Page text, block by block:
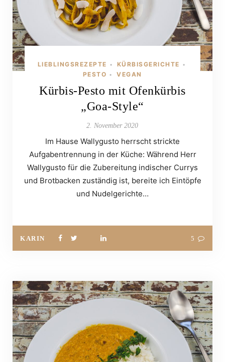
LIEBLINGSREZEPTE • KÜRBISGERICHTE •
PESTO • VEGAN
Kürbis-Pesto mit Ofenkürbis
„Goa-Style“
2. November 2020
Im Hause Wallygusto herrscht strickte
Aufgabentrennung in der Küche: Während Herr
Wallygusto für die Zubereitung indischer Currys
und Brotbacken zuständig ist, bereite ich Eintöpfe
und Nudelgerichte…
KARIN 5